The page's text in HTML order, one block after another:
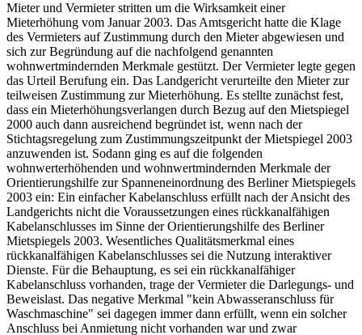
Mieter und Vermieter stritten um die Wirksamkeit einer
Mieterhöhung vom Januar 2003. Das Amtsgericht hatte die Klage
des Vermieters auf Zustimmung durch den Mieter abgewiesen und
sich zur Begründung auf die nachfolgend genannten
wohnwertmindernden Merkmale gestützt. Der Vermieter legte gegen
das Urteil Berufung ein. Das Landgericht verurteilte den Mieter zur
teilweisen Zustimmung zur Mieterhöhung. Es stellte zunächst fest,
dass ein Mieterhöhungsverlangen durch Bezug auf den Mietspiegel
2000 auch dann ausreichend begründet ist, wenn nach der
Stichtagsregelung zum Zustimmungszeitpunkt der Mietspiegel 2003
anzuwenden ist. Sodann ging es auf die folgenden
wohnwerterhöhenden und wohnwertmindernden Merkmale der
Orientierungshilfe zur Spanneneinordnung des Berliner Mietspiegels
2003 ein: Ein einfacher Kabelanschluss erfüllt nach der Ansicht des
Landgerichts nicht die Voraussetzungen eines rückkanalfähigen
Kabelanschlusses im Sinne der Orientierungshilfe des Berliner
Mietspiegels 2003. Wesentliches Qualitätsmerkmal eines
rückkanalfähigen Kabelanschlusses sei die Nutzung interaktiver
Dienste. Für die Behauptung, es sei ein rückkanalfähiger
Kabelanschluss vorhanden, trage der Vermieter die Darlegungs- und
Beweislast. Das negative Merkmal "kein Abwasseranschluss für
Waschmaschine" sei dagegen immer dann erfüllt, wenn ein solcher
Anschluss bei Anmietung nicht vorhanden war und zwar